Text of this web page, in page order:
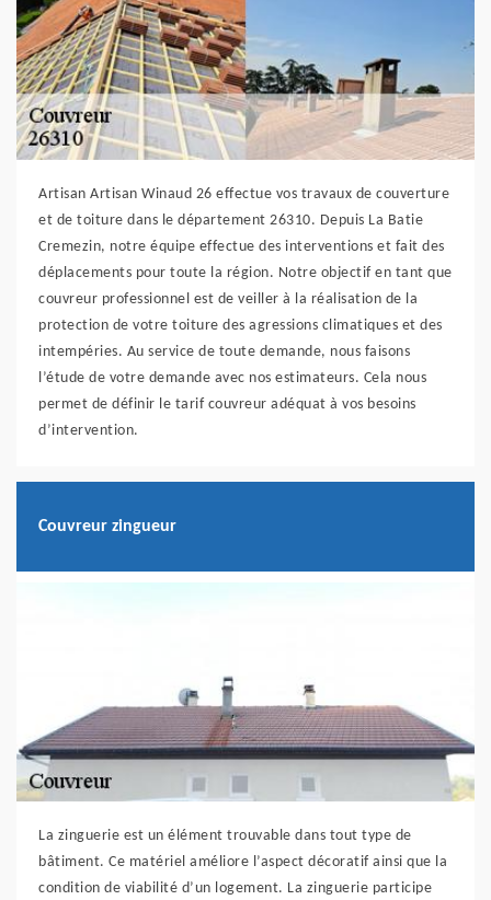
Artisan Artisan Winaud 26 effectue vos travaux de couverture
et de toiture dans le département 26310. Depuis La Batie
Cremezin, notre équipe effectue des interventions et fait des
déplacements pour toute la région. Notre objectif en tant que
couvreur professionnel est de veiller à la réalisation de la
protection de votre toiture des agressions climatiques et des
intempéries. Au service de toute demande, nous faisons
l’étude de votre demande avec nos estimateurs. Cela nous
permet de définir le tarif couvreur adéquat à vos besoins
d’intervention.
Couvreur zingueur
La zinguerie est un élément trouvable dans tout type de
bâtiment. Ce matériel améliore l’aspect décoratif ainsi que la
condition de viabilité d’un logement. La zinguerie participe